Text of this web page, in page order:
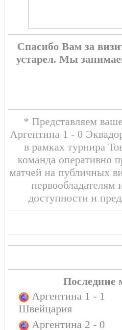
Спасибо Вам за
устарел. Мы
* Представляем
Аргентина 1 - 0
в рамках турнира
команда оперативно
матчей на публичных
доступности и
Последние
Аргентина 1 - 1
Швейцария
Аргентина 2 - 0